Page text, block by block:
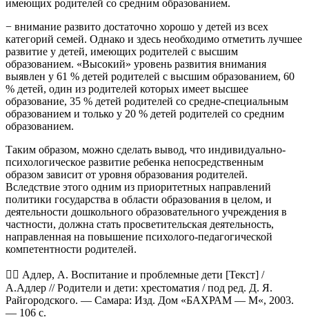
имеющих родителей со средним образованием.
− внимание развито достаточно хорошо у детей из всех
категорий семей. Однако и здесь необходимо отметить лучшее
развитие у детей, имеющих родителей с высшим
образованием. «Высокий» уровень развития внимания
выявлен у 61 % детей родителей с высшим образованием, 60
% детей, один из родителей которых имеет высшее
образование, 35 % детей родителей со средне-специальным
образованием и только у 20 % детей родителей со средним
образованием.
Таким образом, можно сделать вывод, что индивидуально-
психологическое развитие ребенка непосредственным
образом зависит от уровня образования родителей.
Вследствие этого одним из приоритетных направлений
политики государства в области образования в целом, и
деятельности дошкольного образовательного учреждения в
частности, должна стать просветительская деятельность,
направленная на повышение психолого-педагогической
компетентности родителей.
 Адлер, А. Воспитание и проблемные дети [Текст] /
А.Адлер // Родители и дети: хрестоматия / под ред. Д. Я.
Райгородского. — Самара: Изд. Дом «БАХРАМ — М«, 2003.
— 106 с.